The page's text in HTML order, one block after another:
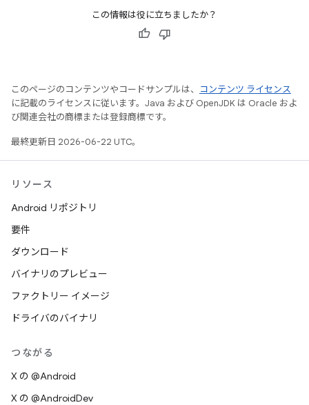
この情報は役に立ちましたか？
このページのコンテンツやコードサンプルは、
コンテンツ ライセンス
に記載のライセンスに従います。Java および OpenJDK は Oracle およ
び関連会社の商標または登録商標です。
最終更新日 2026-06-22 UTC。
リソース
Android リポジトリ
要件
ダウンロード
バイナリのプレビュー
ファクトリー イメージ
ドライバのバイナリ
つながる
X の @Android
X の @AndroidDev